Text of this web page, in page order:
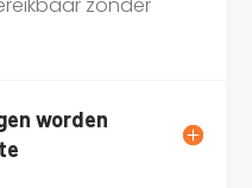
zonder
worden